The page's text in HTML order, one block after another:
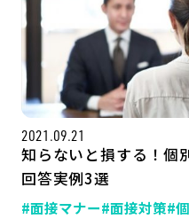
2021.09.21
知らないと損する！個
回答実例3選
#面接マナー#面接対策#